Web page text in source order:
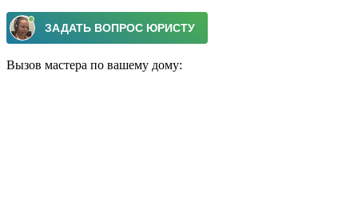
Вызов мастера по вашему дому: